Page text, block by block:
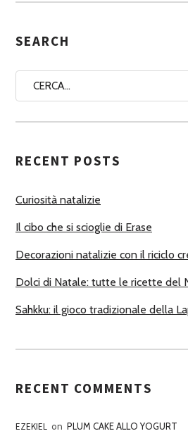
G
A
U
O
I
SEARCH
RECENT POSTS
Curiosità natalizie
Il cibo che si scioglie di Erase
Decorazioni natalizie con il riciclo
Dolci di Natale: tutte le ricette del
Sahkku: il gioco tradizionale della
RECENT COMMENTS
EZEKIEL on PLUM CAKE ALLO YOGURT